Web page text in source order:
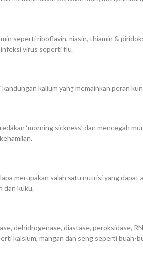
seperti riboflavin, niasin, thiamin &
virus seperti flu.
kalium yang memainkan peran
‘morning sickness’ dan mencegah
merupakan salah satu nutrisi yang dapat
dan kuku.
dehidrogenase, diastase, peroksidase,
kalsium, mangan dan seng seperti buah-